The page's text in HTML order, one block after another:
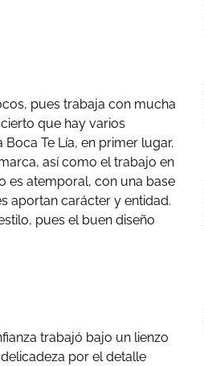
pues trabaja con mucha
que hay varios
Te Lía, en primer lugar.
así como el trabajo en
es atemporal, con una base
aportan carácter y entidad.
pues el buen diseño
trabajó bajo un lienzo
por el detalle